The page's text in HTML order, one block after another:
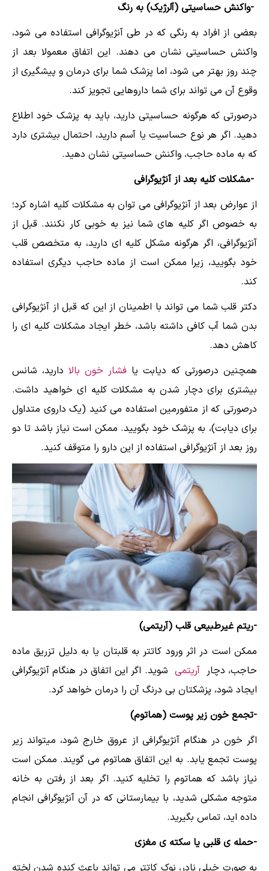
-واکنش حساسیتی (آلرژیک) به رنگ
بعضی از افراد به رنگی که در طی آنژیوگرافی استفاده می شود،
واکنش حساسیتی نشان می دهند. این اتفاق معمولا بعد از
چند روز بهتر می شود، اما پزشک شما برای درمان و پیشگیری از
وقوع آن می تواند برای شما داروهایی تجویز کند.
درصورتی که هرگونه حساسیتی دارید، باید به پزشک خود اطلاع
دهید. اگر هر نوع حساسیت یا آسم دارید، احتمال بیشتری دارد
که به ماده حاجب، واکنش حساسیتی نشان دهید.
-مشکلات کلیه بعد از آنژیوگرافی
از عوارض بعد از آنژیوگرافی می توان به مشکلات کلیه اشاره کرد؛
به خصوص اگر کلیه های شما نیز به خوبی کار نکنند. قبل از
آنژیوگرافی، اگر هرگونه مشکل کلیه ای دارید، به متخصص قلب
خود بگویید، زیرا ممکن است از ماده حاجب دیگری استفاده
کند.
دکتر قلب شما می تواند با اطمینان از این که قبل از آنژیوگرافی
بدن شما آب کافی داشته باشد، خطر ایجاد مشکلات کلیه ای را
کاهش دهد.
همچنین درصورتی که دیابت یا فشار خون بالا دارید، شانس
بیشتری برای دچار شدن به مشکلات کلیه ای خواهید داشت.
درصورتی که از متفورمین استفاده می کنید (یک داروی متداول
برای دیابت)، به پزشک خود بگویید. ممکن است نیاز باشد تا دو
روز بعد از آنژیوگرافی استفاده از این دارو را متوقف کنید.
-ریتم غیرطبیعی قلب (آریتمی)
ممکن است در اثر ورود کاتتر به قلبتان یا به دلیل تزریق ماده
حاجب، دچارآریتمی شوید. اگر این اتفاق در هنگام آنژیوگرافی
ایجاد شود، پزشکتان بی درنگ آن را درمان خواهد کرد.
-تجمع خون زیر پوست (هماتوم)
اگر خون در هنگام آنژیوگرافی از عروق خارج شود، میتواند زیر
پوست تجمع یابد. به این اتفاق هماتوم می گویند. ممکن است
نیاز باشد که هماتوم را تخلیه کنید. اگر بعد از رفتن به خانه
متوجه مشکلی شدید، با بیمارستانی که در آن آنژیوگرافی انجام
داده اید، تماس بگیرید.
-حمله ی قلبی یا سکته ی مغزی
به صورت خیلی نادر، نوک کاتتر می تواند باعث کنده شدن لخته